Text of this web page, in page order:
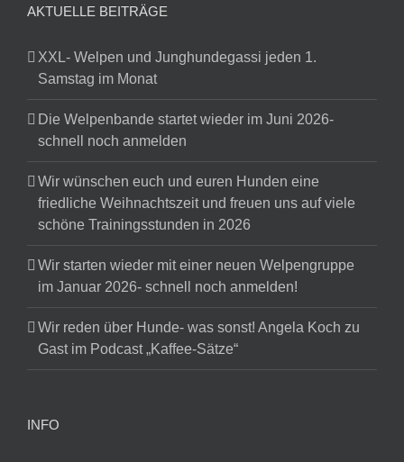
AKTUELLE BEITRÄGE
XXL- Welpen und Junghundegassi jeden 1.
Samstag im Monat
Die Welpenbande startet wieder im Juni 2026-
schnell noch anmelden
Wir wünschen euch und euren Hunden eine
friedliche Weihnachtszeit und freuen uns auf viele
schöne Trainingsstunden in 2026
Wir starten wieder mit einer neuen Welpengruppe
im Januar 2026- schnell noch anmelden!
Wir reden über Hunde- was sonst! Angela Koch zu
Gast im Podcast „Kaffee-Sätze“
INFO